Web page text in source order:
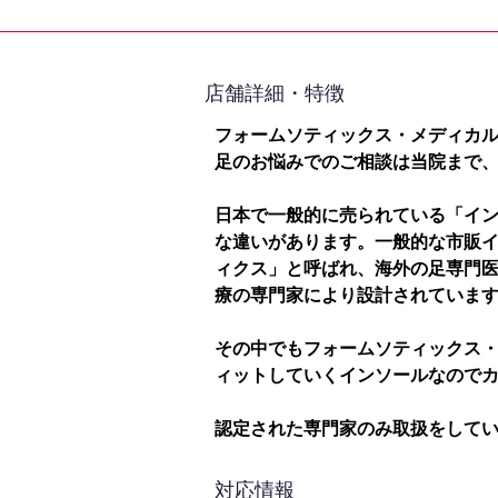
​店舗詳細・特徴
フォームソティックス・メディカ
足のお悩みでのご相談は当院まで
日本で一般的に売られている「イ
な違いがあります。一般的な市販
ィクス」と呼ばれ、海外の足専門
療の専門家により設計されていま
その中でもフォームソティックス
ィットしていくインソールなので
認定された専門家のみ取扱をして
対応情報